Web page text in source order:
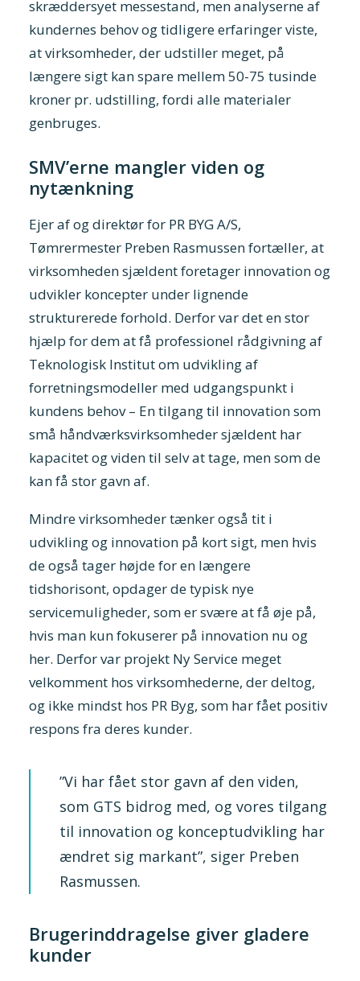
skræddersyet messestand, men analyserne af
kundernes behov og tidligere erfaringer viste,
at virksomheder, der udstiller meget, på
længere sigt kan spare mellem 50-75 tusinde
kroner pr. udstilling, fordi alle materialer
genbruges.
SMV’erne mangler viden og
nytænkning
Ejer af og direktør for PR BYG A/S,
Tømrermester Preben Rasmussen fortæller, at
virksomheden sjældent foretager innovation og
udvikler koncepter under lignende
strukturerede forhold. Derfor var det en stor
hjælp for dem at få professionel rådgivning af
Teknologisk Institut om udvikling af
forretningsmodeller med udgangspunkt i
kundens behov – En tilgang til innovation som
små håndværksvirksomheder sjældent har
kapacitet og viden til selv at tage, men som de
kan få stor gavn af.
Mindre virksomheder tænker også tit i
udvikling og innovation på kort sigt, men hvis
de også tager højde for en længere
tidshorisont, opdager de typisk nye
servicemuligheder, som er svære at få øje på,
hvis man kun fokuserer på innovation nu og
her. Derfor var projekt Ny Service meget
velkomment hos virksomhederne, der deltog,
og ikke mindst hos PR Byg, som har fået positiv
respons fra deres kunder.
”Vi har fået stor gavn af den viden,
som GTS bidrog med, og vores tilgang
til innovation og konceptudvikling har
ændret sig markant”, siger Preben
Rasmussen.
Brugerinddragelse giver gladere
kunder